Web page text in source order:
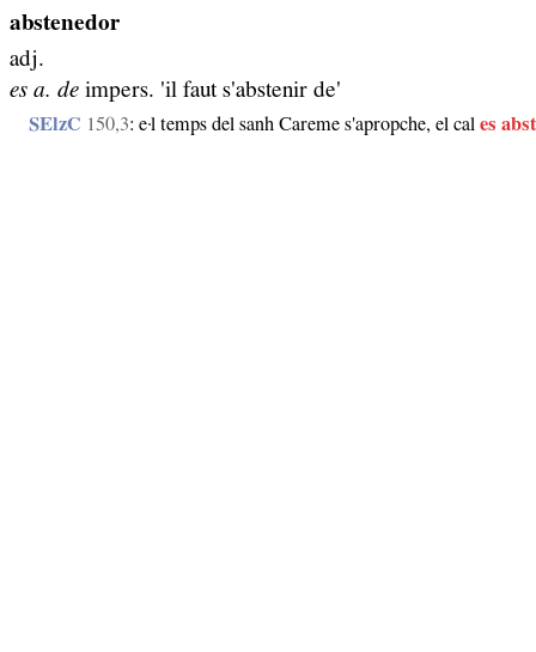
abstenedor
adj.
es a. de impers. 'il faut s'abstenir de'
SElzC 150,3: e·l temps del sanh Careme s'apropche, el cales